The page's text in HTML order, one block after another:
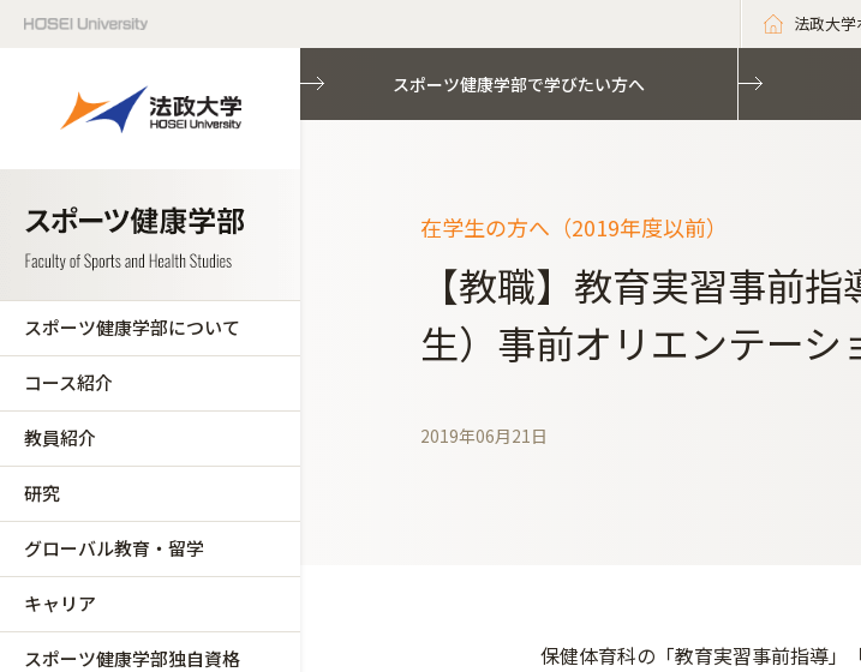
法政大学
スポーツ健康学部について
コース紹介
教員紹介
研究
グローバル教育・留学
キャリア
スポーツ健康学部独自資格
スポーツ健康学部で学びたい方へ
在学生の方へ（2019年度以前）
【教職】教育実習事前
生）事前オリエンテーシ
2019年06月21日
保健体育科の「教育実習事前指導」